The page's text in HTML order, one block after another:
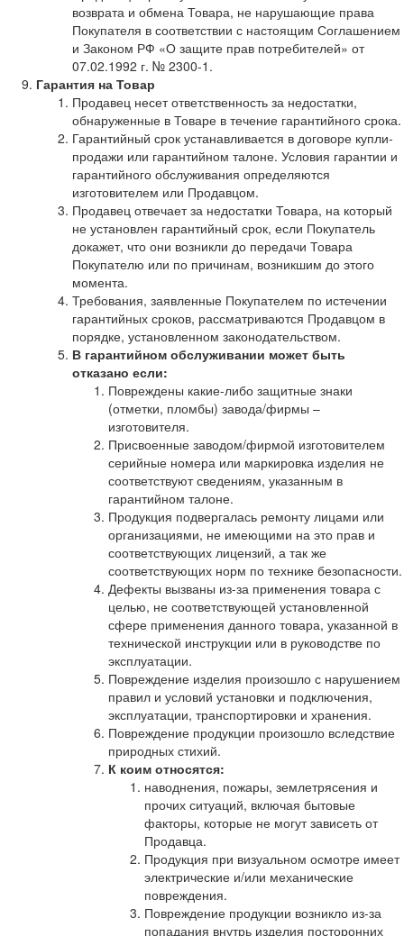
возврата и обмена Товара, не нарушающие права
Покупателя в соответствии с настоящим Соглашением
и Законом РФ «О защите прав потребителей» от
07.02.1992 г. № 2300-1.
Гарантия на Товар
Продавец несет ответственность за недостатки,
обнаруженные в Товаре в течение гарантийного срока.
Гарантийный срок устанавливается в договоре купли-
продажи или гарантийном талоне. Условия гарантии и
гарантийного обслуживания определяются
изготовителем или Продавцом.
Продавец отвечает за недостатки Товара, на который
не установлен гарантийный срок, если Покупатель
докажет, что они возникли до передачи Товара
Покупателю или по причинам, возникшим до этого
момента.
Требования, заявленные Покупателем по истечении
гарантийных сроков, рассматриваются Продавцом в
порядке, установленном законодательством.
В гарантийном обслуживании может быть
отказано если:
Повреждены какие-либо защитные знаки
(отметки, пломбы) завода/фирмы –
изготовителя.
Присвоенные заводом/фирмой изготовителем
серийные номера или маркировка изделия не
соответствуют сведениям, указанным в
гарантийном талоне.
Продукция подвергалась ремонту лицами или
организациями, не имеющими на это прав и
соответствующих лицензий, а так же
соответствующих норм по технике безопасности.
Дефекты вызваны из-за применения товара с
целью, не соответствующей установленной
сфере применения данного товара, указанной в
технической инструкции или в руководстве по
эксплуатации.
Повреждение изделия произошло с нарушением
правил и условий установки и подключения,
эксплуатации, транспортировки и хранения.
Повреждение продукции произошло вследствие
природных стихий.
К коим относятся:
наводнения, пожары, землетрясения и
прочих ситуаций, включая бытовые
факторы, которые не могут зависеть от
Продавца.
Продукция при визуальном осмотре имеет
электрические и/или механические
повреждения.
Повреждение продукции возникло из-за
попадания внутрь изделия посторонних